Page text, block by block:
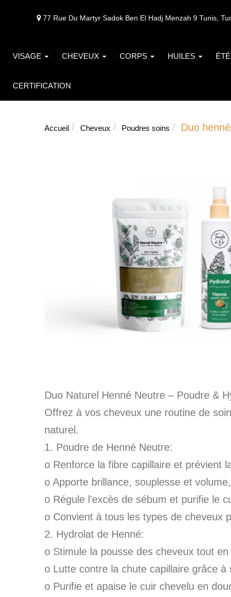
77 Rue Du Martyr Sadok Ben El Hadj Menzah 9 Tunis,
VISAGE CHEVEUX CORPS HUILES ÉTÉ
CERTIFICATION
Accueil Cheveux Poudres soins Duo henné
Duo Naturel Henné Neutre – Poudre &
Offrez à vos cheveux une routine de
naturel.
1. Poudre de Henné Neutre:
o Renforce la fibre capillaire et prévient
o Apporte brillance, souplesse et
o Régule l’excès de sébum et purifie le
o Convient à tous les types de cheveux
2. Hydrolat de Henné:
o Stimule la pousse des cheveux tout
o Lutte contre la chute capillaire grâce
o Purifie et apaise le cuir chevelu en